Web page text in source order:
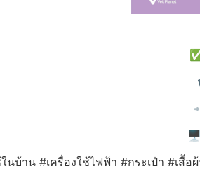
นบ้าน #เครื่องใช้ไฟฟ้า #กระเป๋า #เสื้